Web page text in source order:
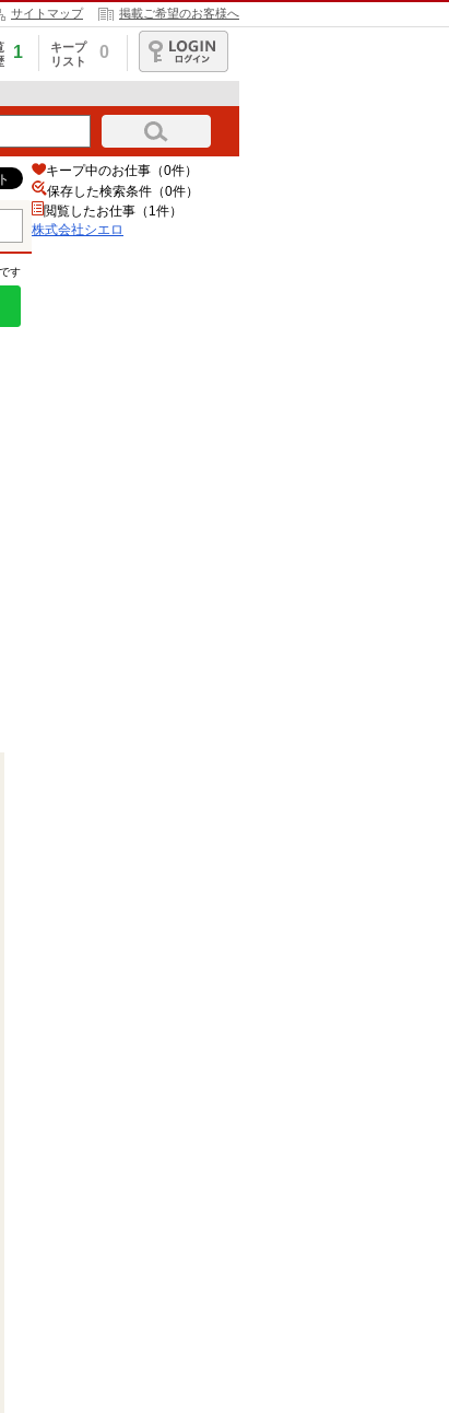
サイトマップ 掲載ご希望のお客様へ
1
キープ
リスト
0
ログイン
す
キープ中のお仕事（0件）
保存した検索条件（0件）
閲覧したお仕事（1件）
株式会社シエロ